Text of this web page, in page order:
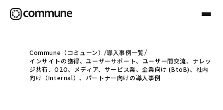
Communeについて
Commune（コミューン）
導入事例一覧
インサイトの獲得、ユーザーサポート、ユーザー間交流、ナレッ
ジ共有、O2O、メディア、サービス業、企業向け (BtoB)、社内
向け（Internal）、パートナー向けの導入事例